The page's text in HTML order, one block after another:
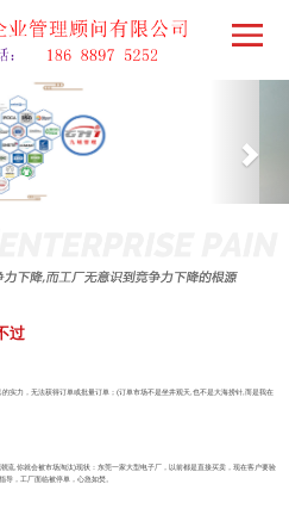
过
实力，无法获得订单或批量订单；(订单市场不是坐井观天,也不是大海捞针,而是我在
,你就会被市场淘汰)现状：东莞一家大型电子厂，以前都是直接买卖，现在客户要验
导，工厂面临被停单，心急如焚。